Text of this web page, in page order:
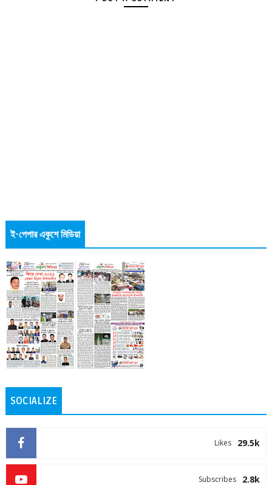
ই-পেপার একুশে মিডিয়া
SOCIALIZE
29.5k
Likes
2.8k
Subscribes